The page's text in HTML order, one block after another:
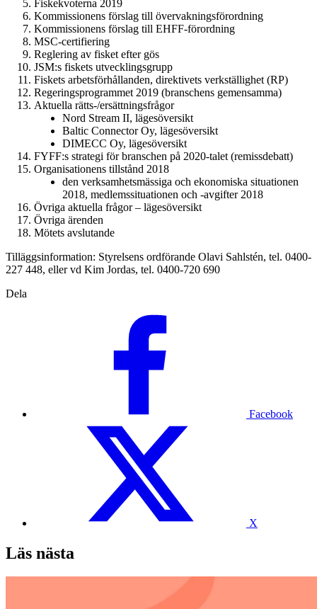
Fiskekvoterna 2019
Kommissionens förslag till övervakningsförordning
Kommissionens förslag till EHFF-förordning
MSC-certifiering
Reglering av fisket efter gös
JSM:s fiskets utvecklingsgrupp
Fiskets arbetsförhållanden, direktivets verkställighet (RP)
Regeringsprogrammet 2019 (branschens gemensamma)
Aktuella rätts-/ersättningsfrågor
Nord Stream II, lägesöversikt
Baltic Connector Oy, lägesöversikt
DIMECC Oy, lägesöversikt
FYFF:s strategi för branschen på 2020-talet (remissdebatt)
Organisationens tillstånd 2018
den verksamhetsmässiga och ekonomiska situationen
2018, medlemssituationen och -avgifter 2018
Övriga aktuella frågor – lägesöversikt
Övriga ärenden
Mötets avslutande
Tilläggsinformation: Styrelsens ordförande Olavi Sahlstén, tel. 0400-
227 448, eller vd Kim Jordas, tel. 0400-720 690
Dela
Facebook
X
Läs nästa